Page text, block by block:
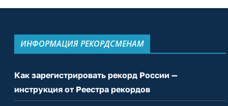
ИНФОРМАЦИЯ РЕКОРДСМЕНАМ
Как зарегистрировать рекорд России —
инструкция от Реестра рекордов